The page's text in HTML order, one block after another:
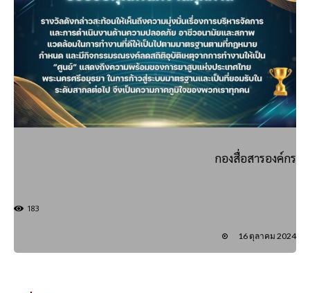
กองสื่อสารองค์กร
183
16 ตุลาคม 2024